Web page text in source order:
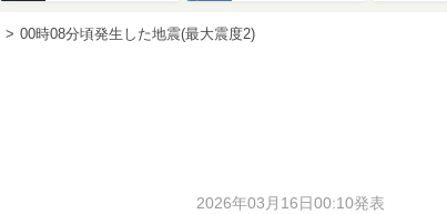
00時08分頃発生した地震(最大震度2)
2026年03月16日00:10発表